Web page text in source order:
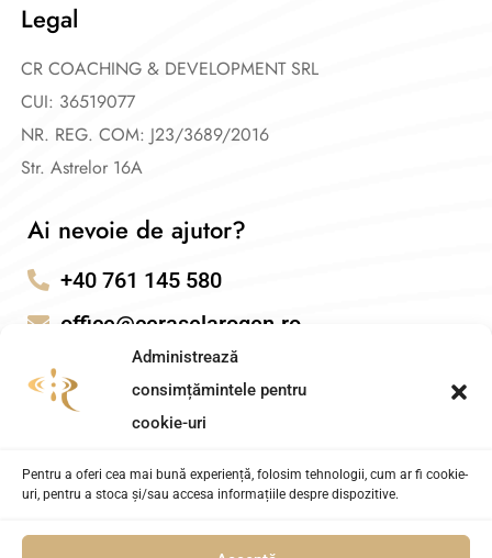
Administrează
consimțămintele pentru
cookie-uri
Pentru a oferi cea mai bună experiență, folosim tehnologii, cum ar fi cookie-
uri, pentru a stoca și/sau accesa informațiile despre dispozitive.
Legal
CR COACHING & DEVELOPMENT SRL
CUI: 36519077
NR. REG. COM: J23/3689/2016
Str. Astrelor 16A
Ai nevoie de ajutor?
+40 761 145 580
office@ceraselarogen.ro